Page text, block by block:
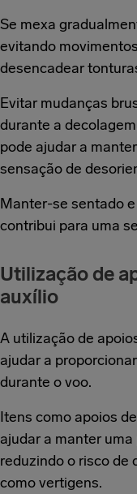
Se mexa
evitando
desencadear
Evitar mudanças
durante a
pode ajudar a
sensação de
Manter-se sentado
contribui para uma
Utilização de
auxílio
A utilização de
ajudar a
durante o voo.
Itens como apoios
ajudar a manter
reduzindo o risco de
como vertigens.